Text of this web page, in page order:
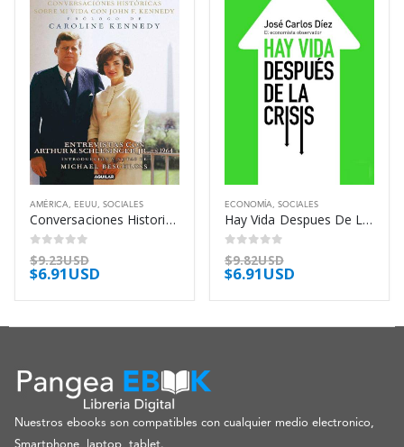
AMÉRICA, EEUU , SOCIALES
Conversaciones Historicas Sobre Mi Vida – Kennedy Jacqueline
0out of 5
$9.23USD
$6.91USD
ECONOMÍA, SOCIALES
Hay Vida Despues De La Crisis – Diez Jose Carlos
0out of 5
$9.82USD
$6.91USD
Nuestros ebooks son compatibles con cualquier medio electronico,